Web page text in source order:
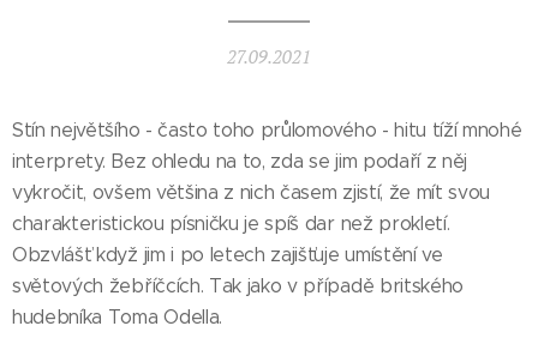
27.09.2021
Stín největšího - často toho průlomového - hitu tíží mnohé
interprety. Bez ohledu na to, zda se jim podaří z něj
vykročit, ovšem většina z nich časem zjistí, že mít svou
charakteristickou písničku je spíš dar než prokletí.
Obzvlášť když jim i po letech zajišťuje umístění ve
světových žebříčcích. Tak jako v případě britského
hudebníka Toma Odella.